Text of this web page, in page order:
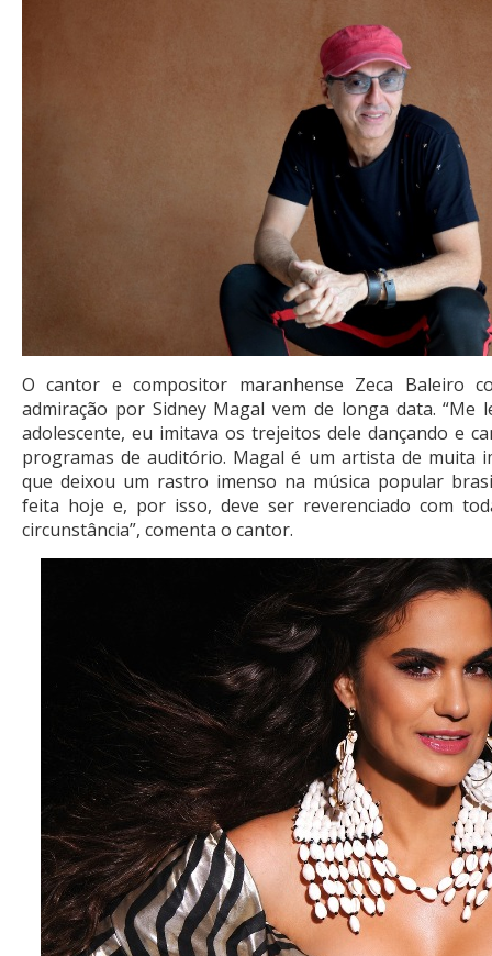
O cantor e compositor maranhense Zeca Baleiro
admiração por Sidney Magal vem de longa data. “Me
adolescente, eu imitava os trejeitos dele dançando e
programas de auditório. Magal é um artista de muita
que deixou um rastro imenso na música popular
feita hoje e, por isso, deve ser reverenciado com
circunstância”, comenta o cantor.